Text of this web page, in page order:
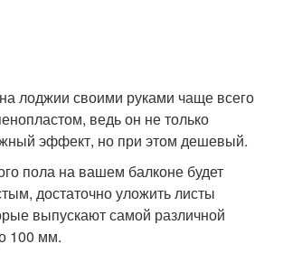
лоджии своими руками чаще всего
ведь он не только
эффект, но при этом дешевый.
пола на вашем балконе будет
достаточно уложить листы
выпускают самой различной
100 мм.